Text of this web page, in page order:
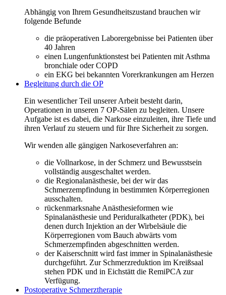
Abhängig von Ihrem Gesundheitszustand brauchen wir
folgende Befunde
die präoperativen Laborergebnisse bei Patienten über
40 Jahren
einen Lungenfunktionstest bei Patienten mit Asthma
bronchiale oder COPD
ein EKG bei bekannten Vorerkrankungen am Herzen
Begleitung durch die OP
Ein wesentlicher Teil unserer Arbeit besteht darin,
Operationen in unseren 7 OP-Sälen zu begleiten. Unsere
Aufgabe ist es dabei, die Narkose einzuleiten, ihre Tiefe und
ihren Verlauf zu steuern und für Ihre Sicherheit zu sorgen.
Wir wenden alle gängigen Narkoseverfahren an:
die Vollnarkose, in der Schmerz und Bewusstsein
vollständig ausgeschaltet werden.
die Regionalanästhesie, bei der wir das
Schmerzempfindung in bestimmten Körperregionen
ausschalten.
rückenmarksnahe Anästhesieformen wie
Spinalanästhesie und Periduralkatheter (PDK), bei
denen durch Injektion an der Wirbelsäule die
Körperregionen vom Bauch abwärts vom
Schmerzempfinden abgeschnitten werden.
der Kaiserschnitt wird fast immer in Spinalanästhesie
durchgeführt. Zur Schmerzreduktion im Kreißsaal
stehen PDK und in Eichstätt die RemiPCA zur
Verfügung.
Postoperative Schmerztherapie